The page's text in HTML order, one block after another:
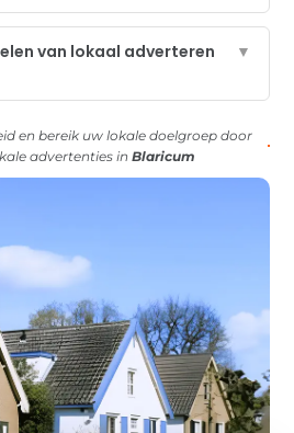
van lokaal adverteren
▼
en bereik uw lokale doelgroep door
advertenties inBlaricum